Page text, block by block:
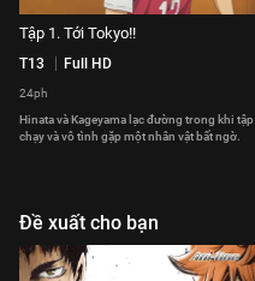
Tập 1. Tới Tokyo!!
T13 Full HD
24ph
Hinata và Kageyama lạc đường trong khi tập
chạy và vô tình gặp một nhân vật bất ngờ.
Đề xuất cho bạn